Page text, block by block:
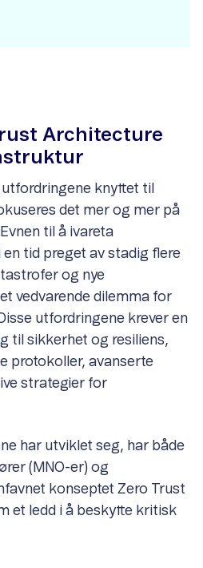
Architecture
utfordringene knyttet til
det mer og mer på
til å ivareta
tid preget av stadig flere
og nye
vedvarende dilemma for
utfordringene krever en
til sikkerhet og resiliens,
protokoller, avanserte
strategier for
har utviklet seg, har både
(MNO-er) og
konseptet Zero Trust
et ledd i å beskytte kritisk